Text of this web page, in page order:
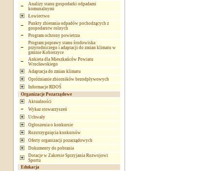
Analizy stanu gospodarki odpadami
komunalnymi
Łowiectwo
Punkty zbierania odpadów pochodzących z
gospodarstw rolnych
Program ochrony powietrza
Program poprawy stanu środowiska
przyrodniczego i adaptacji do zmian klimatu w
gminie Kobierzyce
Ankieta dla Mieszkańców Powiatu
Wrocławskiego
Adaptacja do zmian klimatu
Opróżnianie zbiorników bezodpływowych
Informacje RDOŚ
Organizacje Pozarządowe
Aktualności
Wykaz stowarzyszeń
Uchwały
Ogłoszenia o konkursie
Rozstrzygnięcia konkursów
Oferty organizacji pozarządowych
Dokumenty do pobrania
Dotacje w Zakresie Sprzyjania Rozwojowi
Sportu
Edukacja